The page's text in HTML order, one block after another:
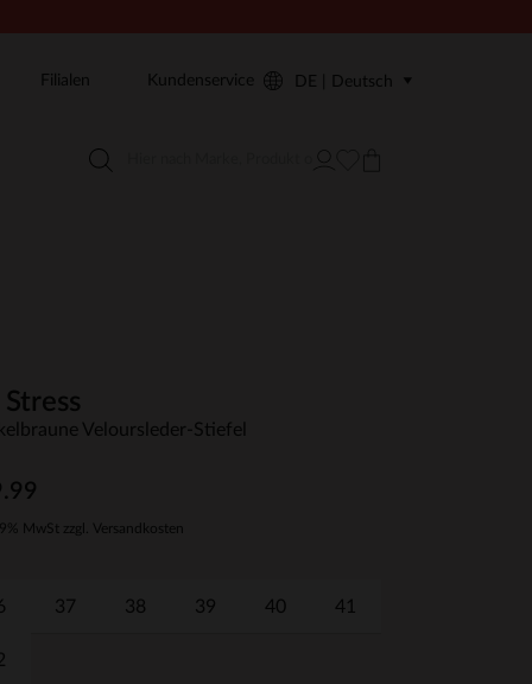
Filialen Kundenservice DE | Deutsch
Stress
Veloursleder-Stiefel
MwSt zzgl. Versandkosten
37 38 39 40 41